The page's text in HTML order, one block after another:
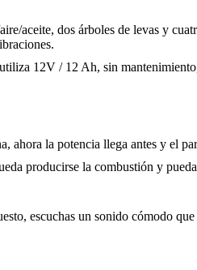
aceite, dos árboles de levas y
12V / 12 Ah, sin
ahora la potencia llega antes y el
producirse la combustión y
escuchas un sonido cómodo